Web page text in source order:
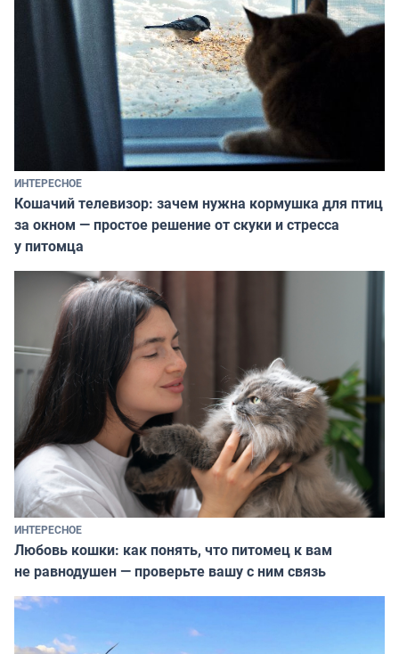
ИНТЕРЕСНОЕ
Кошачий телевизор: зачем нужна кормушка для птиц
за окном — простое решение от скуки и стресса
у питомца
ИНТЕРЕСНОЕ
Любовь кошки: как понять, что питомец к вам
не равнодушен — проверьте вашу с ним связь